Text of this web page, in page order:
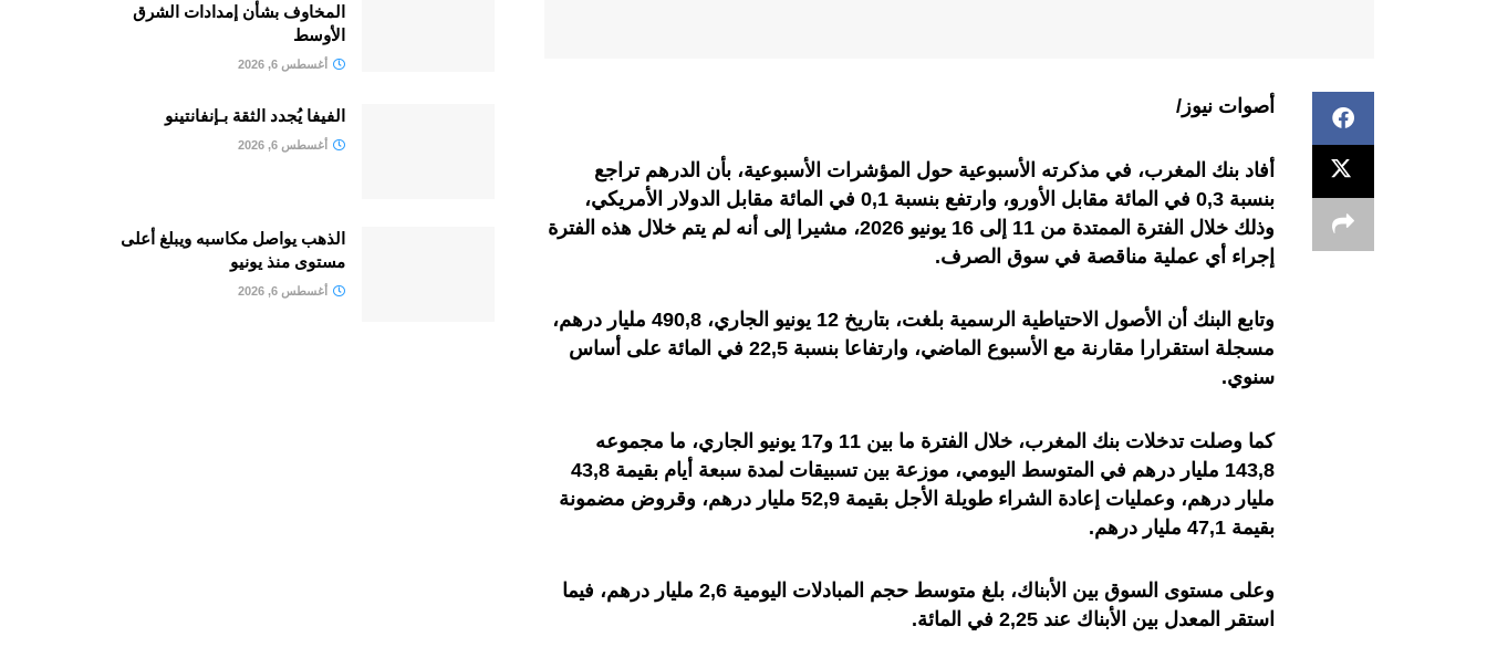
أصوات نيوز/
أفاد بنك المغرب، في مذكرته الأسبوعية حول المؤشرات الأسبوعية، بأن الدرهم تراجع
بنسبة 0,3 في المائة مقابل الأورو، وارتفع بنسبة 0,1 في المائة مقابل الدولار الأمريكي،
وذلك خلال الفترة الممتدة من 11 إلى 16 يونيو 2026، مشيرا إلى أنه لم يتم خلال هذه الفترة
إجراء أي عملية مناقصة في سوق الصرف.
وتابع البنك أن الأصول الاحتياطية الرسمية بلغت، بتاريخ 12 يونيو الجاري، 490,8 مليار درهم،
مسجلة استقرارا مقارنة مع الأسبوع الماضي، وارتفاعا بنسبة 22,5 في المائة على أساس
سنوي.
كما وصلت تدخلات بنك المغرب، خلال الفترة ما بين 11 و17 يونيو الجاري، ما مجموعه
143,8 مليار درهم في المتوسط اليومي، موزعة بين تسبيقات لمدة سبعة أيام بقيمة 43,8
مليار درهم، وعمليات إعادة الشراء طويلة الأجل بقيمة 52,9 مليار درهم، وقروض مضمونة
بقيمة 47,1 مليار درهم
.
وعلى مستوى السوق بين الأبناك، بلغ متوسط حجم المبادلات اليومية 2,6 مليار درهم، فيما
استقر المعدل بين الأبناك عند 2,25 في المائة
.
المخاوف بشأن إمدادات الشرق
الأوسط
أغسطس 6, 2026
الفيفا يُجدد الثقة بـإنفانتينو
أغسطس 6, 2026
الذهب يواصل مكاسبه ويبلغ أعلى
مستوى منذ يونيو
أغسطس 6, 2026